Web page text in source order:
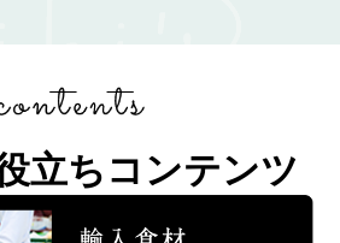
立ちコンテンツ